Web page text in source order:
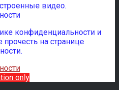
видео.
конфиденциальности и
на странице
only